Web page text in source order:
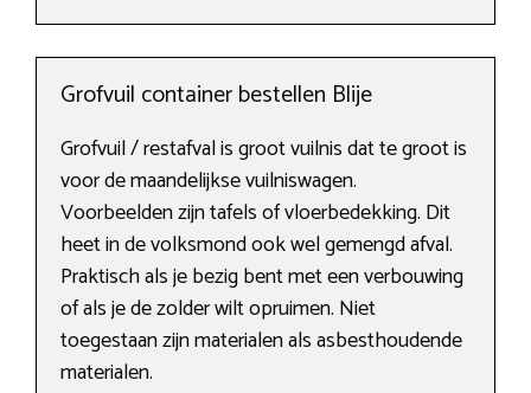
Grofvuil container bestellen Blije
Grofvuil / restafval is groot vuilnis dat te groot is
voor de maandelijkse vuilniswagen.
Voorbeelden zijn tafels of vloerbedekking. Dit
heet in de volksmond ook wel gemengd afval.
Praktisch als je bezig bent met een verbouwing
of als je de zolder wilt opruimen. Niet
toegestaan zijn materialen als asbesthoudende
materialen.